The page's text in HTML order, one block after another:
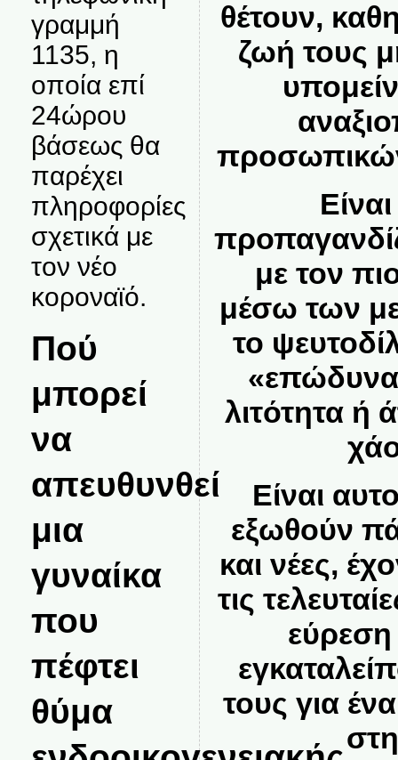
γραμμή
1135, η
οποία επί
24ώρου
βάσεως θα
παρέχει
πληροφορίες
σχετικά με
τον νέο
κοροναϊό.
Πού
μπορεί
να
απευθυνθεί
μια
γυναίκα
που
πέφτει
θύμα
θέτουν,
ζωή τους
με τον
μέσω των
το
«επώδυνα
λιτότητα ή
Είναι
εξωθούν
και νέες,
τις
εύρεση
τους για